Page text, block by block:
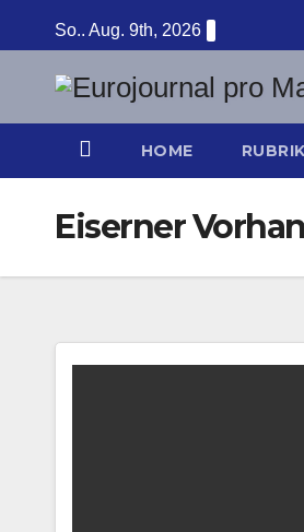
Inhalt
springen
So.. Aug. 9th, 2026
HOME
Eiserner